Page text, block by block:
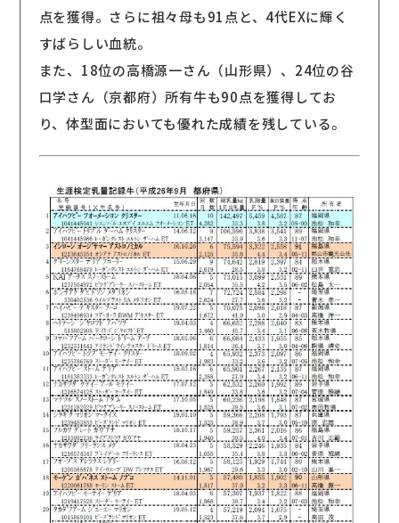
点を獲得。さらに祖々母も91点と、4代EXに輝く
すばらしい血統。
また、18位の高橋源一さん（山形県）、24位の谷
口学さん（京都府）所有牛も90点を獲得してお
り、体型面においても優れた成績を残している。